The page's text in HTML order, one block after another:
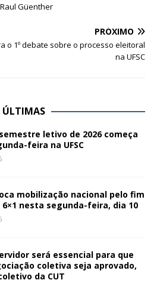
Güenther
PRÓXIMO
o 1º debate sobre o processo eleitoral
na UFSC
ÚLTIMAS
letivo de 2026 começa
feira na UFSC
mobilização nacional pelo fim
6×1 nesta segunda-feira, dia 10
será essencial para que
coletiva seja aprovado,
da CUT